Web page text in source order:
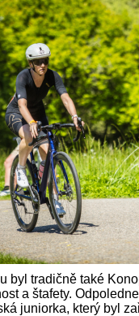
byl tradičně také
a štafety.
juniorka, který byl